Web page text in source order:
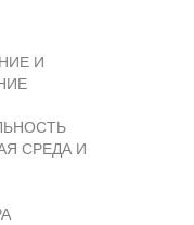
И
СРЕДА И